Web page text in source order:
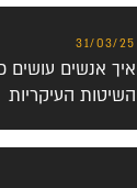
31/03/25
השיטות העיקריות